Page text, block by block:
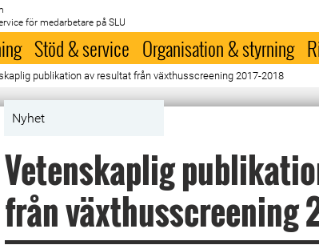
för medarbetare på SLU
Stöd & service Organisation & styrning
publikation av resultat från växthusscreening 2017-2018
Nyhet
Vetenskaplig
från växthusscreening